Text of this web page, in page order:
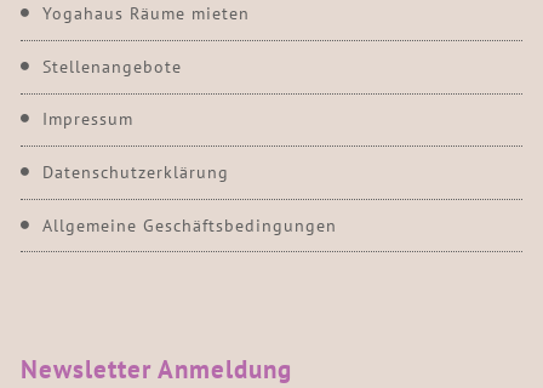
Yogahaus Räume mieten
Stellenangebote
Impressum
Datenschutzerklärung
Allgemeine Geschäftsbedingungen
NewsletterAnmeldung